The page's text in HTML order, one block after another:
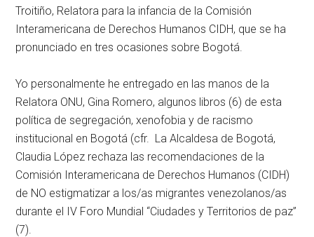
Troitiño, Relatora para la infancia de la Comisión
Interamericana de Derechos Humanos CIDH, que se ha
pronunciado en tres ocasiones sobre Bogotá.
Yo personalmente he entregado en las manos de la
Relatora ONU, Gina Romero, algunos libros (6) de esta
política de segregación, xenofobia y de racismo
institucional en Bogotá (cfr. La Alcaldesa de Bogotá,
Claudia López rechaza las recomendaciones de la
Comisión Interamericana de Derechos Humanos (CIDH)
de NO estigmatizar a los/as migrantes venezolanos/as
durante el IV Foro Mundial “Ciudades y Territorios de paz”
(7).